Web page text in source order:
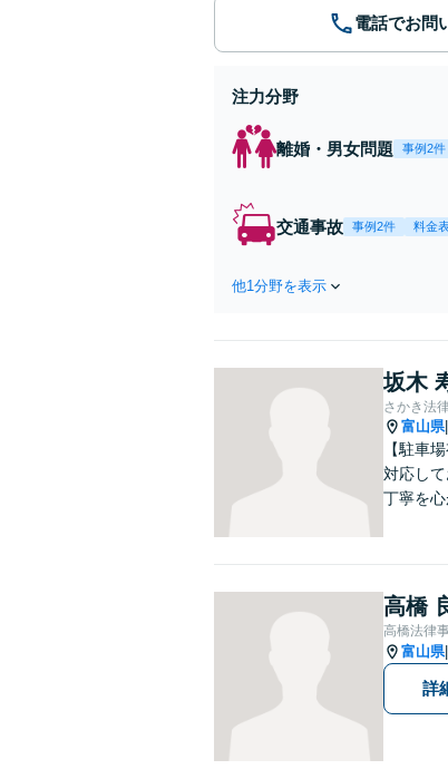
電話でお問
注力分野
離婚・男女問題 事例2件
交通事故 事例2件 料金
他1分野を表示
坂木
さかき法
富山県|
【駐車
対応し
丁寧を
高橋
高橋法律
富山県|
詳